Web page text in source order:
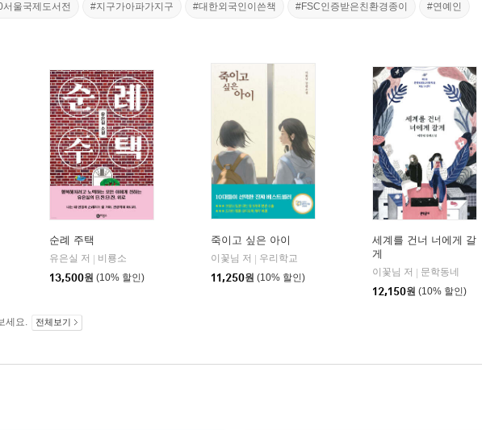
울국제도서전 #지구가아파가지구 #대한외국인이쓴책 #FSC인증받은친환경종이 #연예인
동네
순례 주택
유은실 저
비룡소
13,500원 (10% 할인)
죽이고 싶은 아이
이꽃님 저
우리학교
11,250원 (10% 할인)
세계를 건너 너에게 갈
게
이꽃님 저
문학동네
12,150원 (10% 할인)
세요. 전체보기